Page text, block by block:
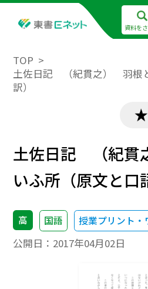
資料を
TOP
土佐日記 （紀貫之） 羽根
訳）
土佐日記 （紀貫
いふ所（原文と口
高 国語 授業プリント・
公開日： 2017年04月02日